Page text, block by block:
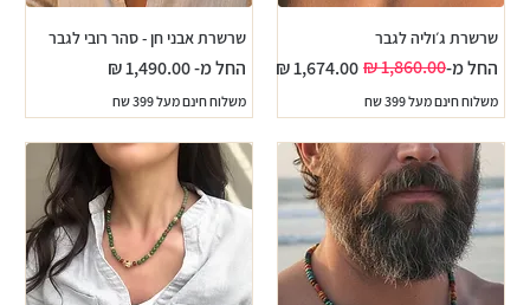
שרשרת ג׳וליה לגבר
החל מ-
מחיר רגיל
מחיר מבצע
משלוח חינם מעל 399 שח
שרשרת אבני חן - סהר רובי לגבר
החל מ-
מחיר מבצע
משלוח חינם מעל 399 שח